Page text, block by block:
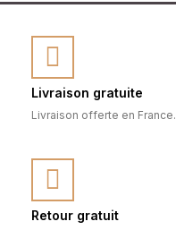
Livraison gratuite
Livraison offerte en France.
Retour gratuit